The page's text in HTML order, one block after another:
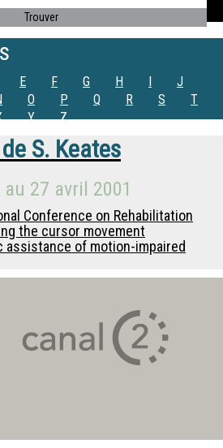
E F G H I
J
O P Q R S
T
Y Z
S. Keates
au 27 avril 2001
Conference on Rehabilitation
the cursor movement
assistance of motion-impaired